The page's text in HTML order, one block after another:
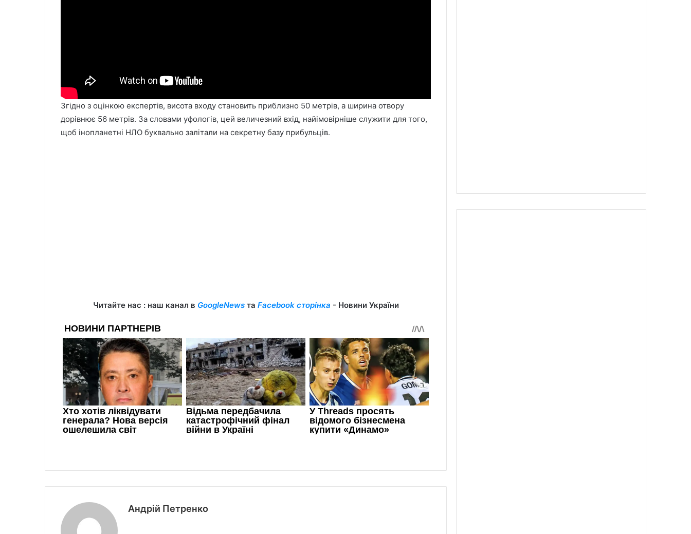
Згідно з оцінкою експертів, висота входу становить приблизно 50 метрів, а ширина отвору
дорівнює 56 метрів. За словами уфологів, цей величезний вхід, найімовірніше служити для того,
щоб інопланетні НЛО буквально залітали на секретну базу прибульців.
Читайте нас : наш канал в GoogleNewsта Facebook сторінка - Новини України
Андрій Петренко